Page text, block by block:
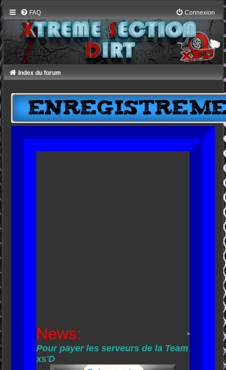
FAQ Connexion
Index du forum
News: >
Pour payer les serveurs de la Team
xs'D